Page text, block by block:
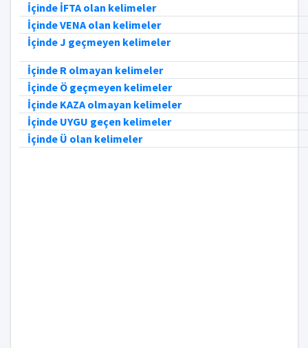
İçinde İFTA olan kelimeler
İçinde VENA olan kelimeler
İçinde J geçmeyen kelimeler
İçinde R olmayan kelimeler
İçinde Ö geçmeyen kelimeler
İçinde KAZA olmayan kelimeler
İçinde UYGU geçen kelimeler
İçinde Ü olan kelimeler